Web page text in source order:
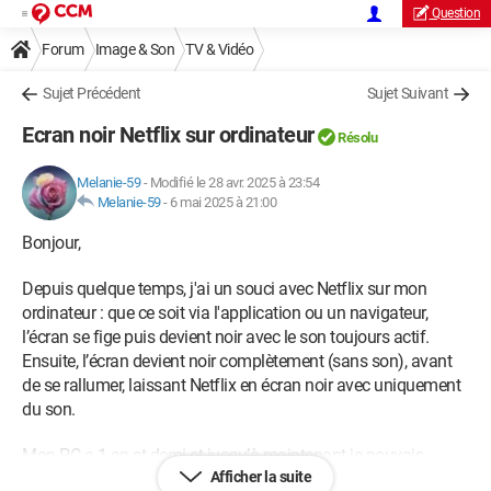
Question
Forum Image & Son TV & Vidéo
Sujet Précédent Sujet Suivant
Ecran noir Netflix sur ordinateur Résolu
Melanie-59- Modifié le 28 avr. 2025 à 23:54
Melanie-59- 6 mai 2025 à 21:00
Bonjour,
Depuis quelque temps, j'ai un souci avec Netflix sur mon
ordinateur : que ce soit via l'application ou un navigateur,
l’écran se fige puis devient noir avec le son toujours actif.
Ensuite, l’écran devient noir complètement (sans son), avant
de se rallumer, laissant Netflix en écran noir avec uniquement
du son.
Mon PC a 1 an et demi et jusqu’à maintenant je pouvais
regarder Netflix sans problème. J’ai essayé plusieurs solutions
Afficher la suite